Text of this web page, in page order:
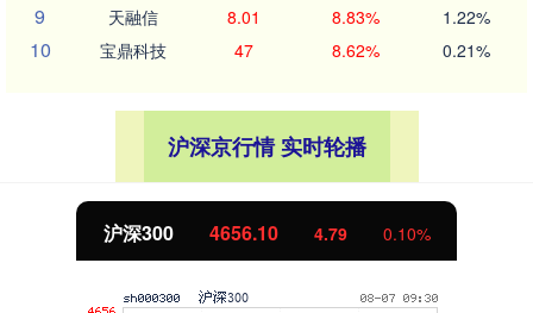
9 天融信 8.01 8.83% 1.22%
10 宝鼎科技 47 8.62% 0.21%
沪深京行情 实时轮播
沪深300 4656.10 4.79 0.10%